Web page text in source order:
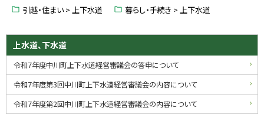
に
る
引越・住まい > 上下水道
暮らし・手続き > 上下水道
サ
イ
ド
上水道、下水道
令和7年度中川町上下水道経営審議会の答申について
令和7年度第3回中川町上下水道経営審議会の内容について
令和7年度第2回中川町上下水道経営審議会の内容について